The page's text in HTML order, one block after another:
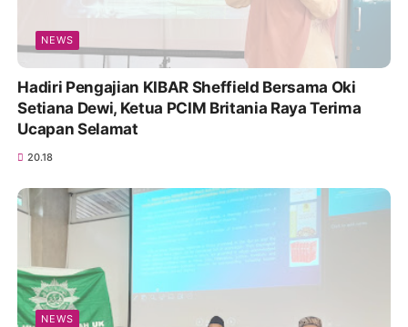
NEWS
Hadiri Pengajian KIBAR Sheffield Bersama Oki
Setiana Dewi, Ketua PCIM Britania Raya Terima
Ucapan Selamat
20.18
NEWS